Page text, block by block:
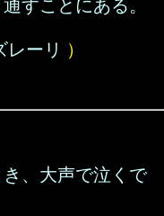
すことにある。
レーリ ）
、大声で泣くで